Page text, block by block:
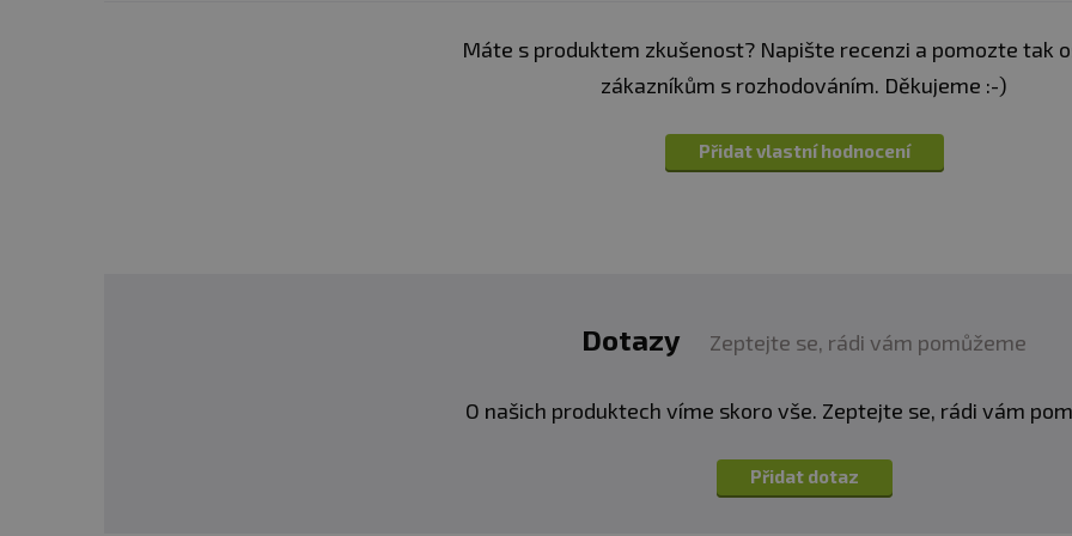
Užívejte 1 kapsli denně a zapijte dostatečným množstvím vody.
osoby. Skladujte v suchu a při teplotě do 25 °C. Nevystavujte přímému
Alergeny jsou ve složenítučnězvýrazněny.
Máte s produktem zkušenost? Napište recenzi a pomozte tak
zákazníkům s rozhodováním. Děkujeme :-)
Přidat vlastní hodnocení
Dotazy Zeptejte se, rádi vám pomůžeme
O našich produktech víme skoro vše. Zeptejte se, rádi vám
Přidat dotaz